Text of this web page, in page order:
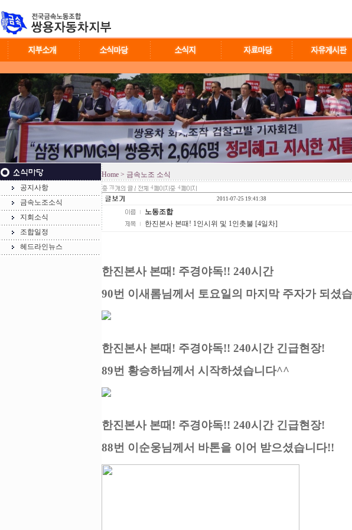
공지사항
금속노조소식
지회소식
조합일정
헤드라인뉴스
Home > 금속노조 소식
78 4
4
2011-07-25 19:41:38
노동조합
한진본사 본때! 1인시위 및 1인촛불 [4일차]
한진본사 본때! 주경야독!! 240시간
90번 이새롬님께서 토요일의 마지막 주자가 되셨
한진본사 본때! 주경야독!! 240시간 긴급현장!
89번 황승하님께서 시작하셨습니다^^
한진본사 본때! 주경야독!! 240시간 긴급현장!
88번 이순웅님께서 바톤을 이어 받으셨습니다!!